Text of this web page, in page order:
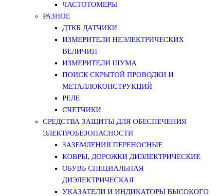
ЧАСТОТОМЕРЫ
РАЗНОЕ
ДТКБ ДАТЧИКИ
ИЗМЕРИТЕЛИ НЕЭЛЕКТРИЧЕСКИХ
ВЕЛИЧИН
ИЗМЕРИТЕЛИ ШУМА
ПОИСК СКРЫТОЙ ПРОВОДКИ И
МЕТАЛЛОКОНСТРУКЦИЙ
РЕЛЕ
СЧЕТЧИКИ
СРЕДСТВА ЗАЩИТЫ ДЛЯ ОБЕСПЕЧЕНИЯ
ЭЛЕКТРОБЕЗОПАСНОСТИ
ЗАЗЕМЛЕНИЯ ПЕРЕНОСНЫЕ
КОВРЫ, ДОРОЖКИ ДИЭЛЕКТРИЧЕСКИЕ
ОБУВЬ СПЕЦИАЛЬНАЯ
ДИЭЛЕКТРИЧЕСКАЯ
УКАЗАТЕЛИ И ИНДИКАТОРЫ ВЫСОКОГО